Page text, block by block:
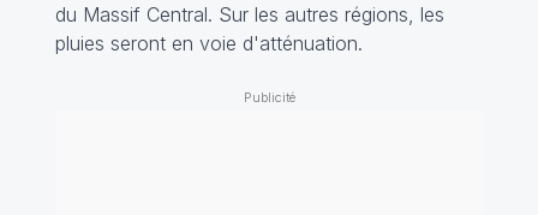
du Massif Central. Sur les autres régions, les
pluies seront en voie d'atténuation.